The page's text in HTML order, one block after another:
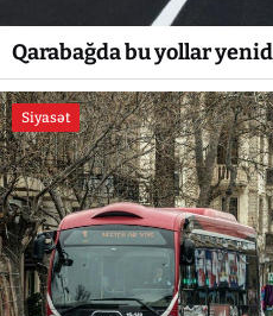
Qarabağda bu yollar
Siyasət